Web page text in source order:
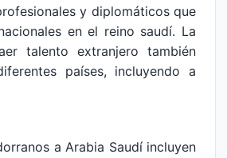
y diplomáticos que
en el reino saudí. La
talento extranjero también
países, incluyendo a
a Arabia Saudí incluyen